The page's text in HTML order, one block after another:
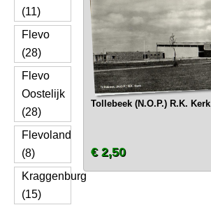
(11)
Flevo
(28)
Flevo
Oostelijk
(28)
Flevoland
(8)
Kraggenburg
(15)
Tollebeek (N.O.P.) R.K. Kerk
€ 2,50